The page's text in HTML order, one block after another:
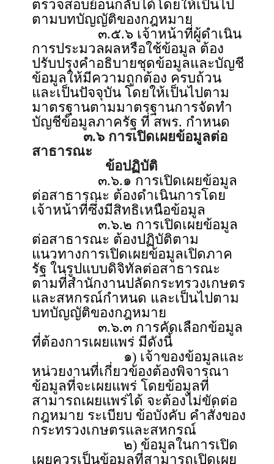
ตรวจสอบย้อนกลับได้โดยให้เป็นไป
ตามบทบัญญัติของกฎหมาย
๓.๕.๖ เจ้าหน้าที่ผู้ดำเนิน
การประมวลผลหรือใช้ข้อมูล ต้อง
ปรับปรุงคำอธิบายชุดข้อมูลและบัญชี
ข้อมูลให้มีความถูกต้อง ครบถ้วน
และเป็นปัจจุบัน โดยให้เป็นไปตาม
มาตรฐานตามมาตรฐานการจัดทำ
บัญชีข้อมูลภาครัฐ ที่ สพร. กำหนด
๓.๖ การเปิดเผยข้อมูลต่อ
สาธารณะ
ข้อปฏิบัติ
๓.๖.๑ การเปิดเผยข้อมูล
ต่อสาธารณะ ต้องดำเนินการโดย
เจ้าหน้าที่ซึ่งมีสิทธิเหนือข้อมูล
๓.๖.๒ การเปิดเผยข้อมูล
ต่อสาธารณะ ต้องปฏิบัติตาม
แนวทางการเปิดเผยข้อมูลเปิดภาค
รัฐ ในรูปแบบดิจิทัลต่อสาธารณะ
ตามที่สำนักงานปลัดกระทรวงเกษตร
และสหกรณ์กำหนด และเป็นไปตาม
บทบัญญัติของกฎหมาย
๓.๖.๓ การคัดเลือกข้อมูล
ที่ต้องการเผยแพร่ มีดังนี้
๑) เจ้าของข้อมูลและ
หน่วยงานที่เกี่ยวข้องต้องพิจารณา
ข้อมูลที่จะเผยแพร่ โดยข้อมูลที่
สามารถเผยแพร่ได้ จะต้องไม่ขัดต่อ
กฎหมาย ระเบียบ ข้อบังคับ คำสั่งของ
กระทรวงเกษตรและสหกรณ์
๒) ข้อมูลในการเปิด
เผยควรเป็นข้อมูลที่สามารถเปิดเผย